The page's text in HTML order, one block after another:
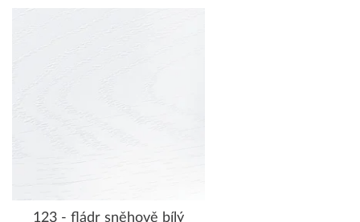
123 - fládr sněhově bílý